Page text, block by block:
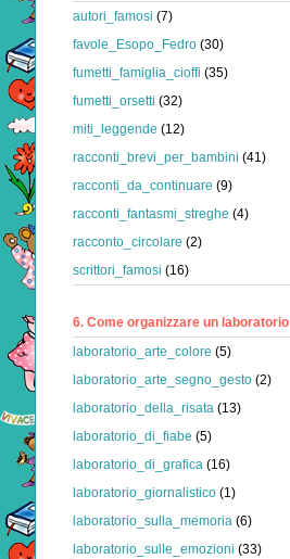
autori_famosi (7)
favole_Esopo_Fedro (30)
fumetti_famiglia_cioffi (35)
fumetti_orsetti (32)
miti_leggende (12)
racconti_brevi_per_bambini (41)
racconti_da_continuare (9)
racconti_fantasmi_streghe (4)
racconto_circolare (2)
scrittori_famosi (16)
6. Come organizzare un laboratorio
laboratorio_arte_colore (5)
laboratorio_arte_segno_gesto (2)
laboratorio_della_risata (13)
laboratorio_di_fiabe (5)
laboratorio_di_grafica (16)
laboratorio_giornalistico (1)
laboratorio_sulla_memoria (6)
laboratorio_sulle_emozioni (33)